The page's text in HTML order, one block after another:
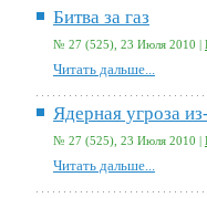
Битва за газ
№ 27 (525), 23 Июля 2010 |
Читать дальше...
Ядерная угроза
№ 27 (525), 23 Июля 2010 |
Читать дальше...